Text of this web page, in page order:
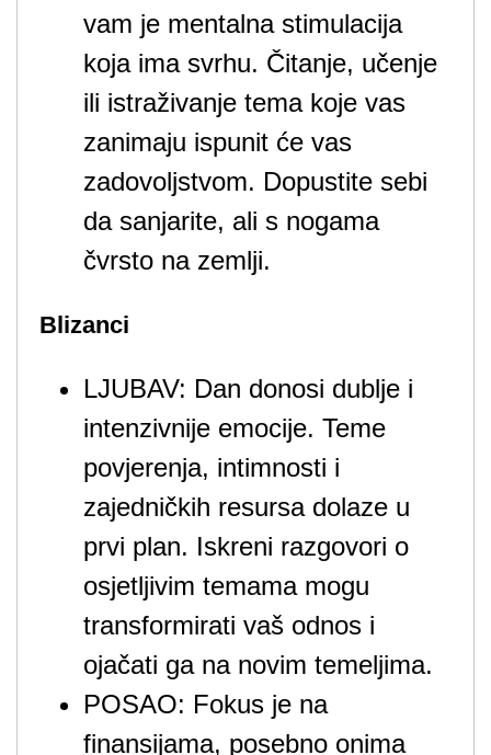
vam je mentalna stimulacija
koja ima svrhu. Čitanje, učenje
ili istraživanje tema koje vas
zanimaju ispunit će vas
zadovoljstvom. Dopustite sebi
da sanjarite, ali s nogama
čvrsto na zemlji.
Blizanci
LJUBAV: Dan donosi dublje i
intenzivnije emocije. Teme
povjerenja, intimnosti i
zajedničkih resursa dolaze u
prvi plan. Iskreni razgovori o
osjetljivim temama mogu
transformirati vaš odnos i
ojačati ga na novim temeljima.
POSAO: Fokus je na
finansijama, posebno onima